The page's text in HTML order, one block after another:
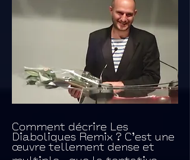
Comment décrire Les
Diaboliques Remix ? C’est une
œuvre tellement dense et